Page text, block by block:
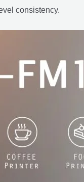
consistency.